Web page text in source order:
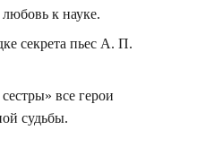
к науке.
секрета пьес А. П.
все герои
судьбы.